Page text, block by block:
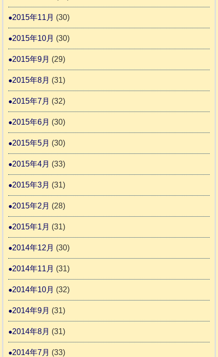
2015年11月 (30)
2015年10月 (30)
2015年9月 (29)
2015年8月 (31)
2015年7月 (32)
2015年6月 (30)
2015年5月 (30)
2015年4月 (33)
2015年3月 (31)
2015年2月 (28)
2015年1月 (31)
2014年12月 (30)
2014年11月 (31)
2014年10月 (32)
2014年9月 (31)
2014年8月 (31)
2014年7月 (33)